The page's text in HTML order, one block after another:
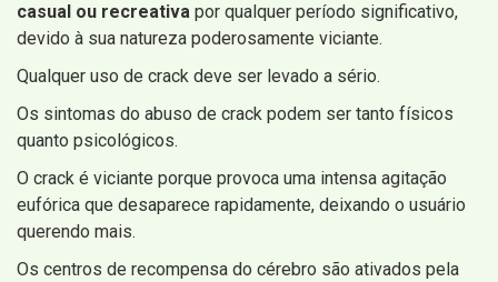
casual ou recreativa por qualquer período significativo,
devido à sua natureza poderosamente viciante.
Qualquer uso de crack deve ser levado a sério.
Os sintomas do abuso de crack podem ser tanto físicos
quanto psicológicos.
O crack é viciante porque provoca uma intensa agitação
eufórica que desaparece rapidamente, deixando o usuário
querendo mais.
Os centros de recompensa do cérebro são ativados pela